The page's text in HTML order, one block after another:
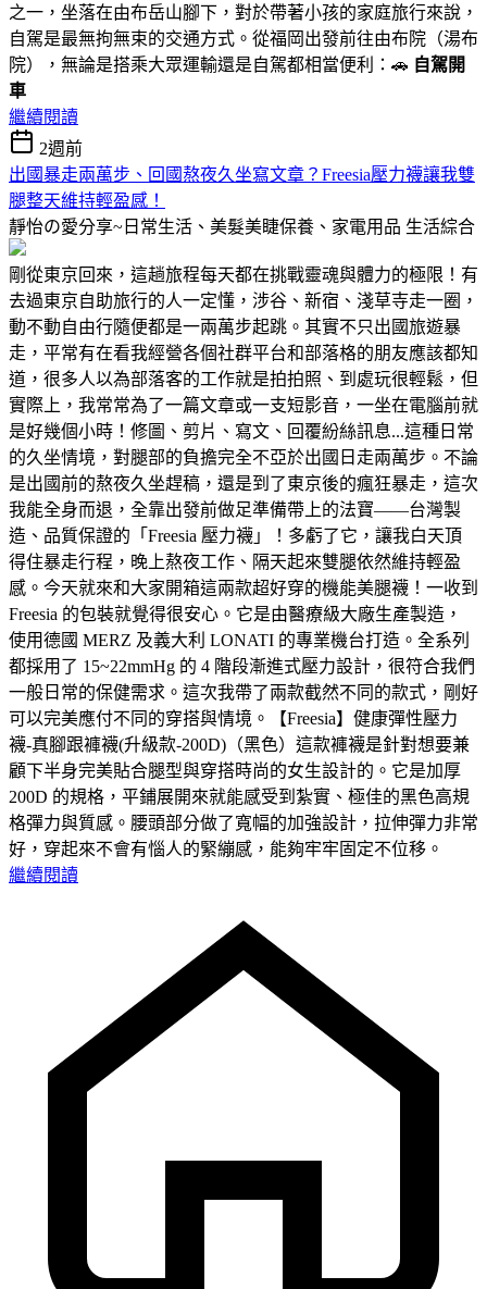
之一，坐落在由布岳山腳下，對於帶著小孩的家庭旅行來說，
自駕是最無拘無束的交通方式。從福岡出發前往由布院（湯布
院），無論是搭乘大眾運輸還是自駕都相當便利：🚗 自駕開
車
繼續閱讀
2週前
出國暴走兩萬步、回國熬夜久坐寫文章？Freesia壓力襪讓我雙
腿整天維持輕盈感！
靜怡の愛分享~日常生活、美髮美睫保養、家電用品 生活綜合
剛從東京回來，這趟旅程每天都在挑戰靈魂與體力的極限！有
去過東京自助旅行的人一定懂，涉谷、新宿、淺草寺走一圈，
動不動自由行隨便都是一兩萬步起跳。其實不只出國旅遊暴
走，平常有在看我經營各個社群平台和部落格的朋友應該都知
道，很多人以為部落客的工作就是拍拍照、到處玩很輕鬆，但
實際上，我常常為了一篇文章或一支短影音，一坐在電腦前就
是好幾個小時！修圖、剪片、寫文、回覆紛絲訊息...這種日常
的久坐情境，對腿部的負擔完全不亞於出國日走兩萬步。不論
是出國前的熬夜久坐趕稿，還是到了東京後的瘋狂暴走，這次
我能全身而退，全靠出發前做足準備帶上的法寶——台灣製
造、品質保證的「Freesia 壓力襪」！多虧了它，讓我白天頂
得住暴走行程，晚上熬夜工作、隔天起來雙腿依然維持輕盈
感。今天就來和大家開箱這兩款超好穿的機能美腿襪！一收到
Freesia 的包裝就覺得很安心。它是由醫療級大廠生產製造，
使用德國 MERZ 及義大利 LONATI 的專業機台打造。全系列
都採用了 15~22mmHg 的 4 階段漸進式壓力設計，很符合我們
一般日常的保健需求。這次我帶了兩款截然不同的款式，剛好
可以完美應付不同的穿搭與情境。【Freesia】健康彈性壓力
襪-真腳跟褲襪(升級款-200D)（黑色）這款褲襪是針對想要兼
顧下半身完美貼合腿型與穿搭時尚的女生設計的。它是加厚
200D 的規格，平鋪展開來就能感受到紮實、極佳的黑色高規
格彈力與質感。腰頭部分做了寬幅的加強設計，拉伸彈力非常
好，穿起來不會有惱人的緊繃感，能夠牢牢固定不位移。
繼續閱讀